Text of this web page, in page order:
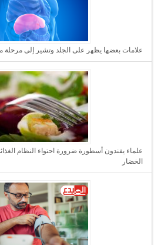
علامات بعضها يظهر على الجلد وتشير إلى مرحلة
علماء يفندون أسطورة ضرورة احتواء النظام
الخضار